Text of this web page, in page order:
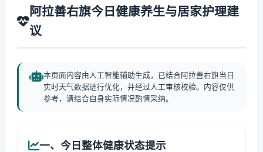
阿拉善右旗今日健康养生与居家护理建
议
本页面内容由人工智能辅助生成，已结合阿拉善右旗当日
实时天气数据进行优化，并经过人工审核校验。内容仅供
参考，请结合自身实际情况酌情采纳。
一、今日整体健康状态提示